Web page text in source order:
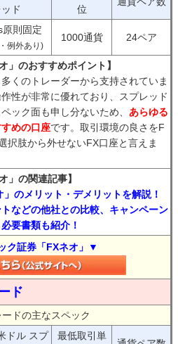
ッド 位
則固定
例外あり)
1000通貨 24ペア
」のおすすめポイント】
くのトレーダーから支持されていま
性が非常に優れており、スプレッド
ック面も申し分ないため、 あらゆる
めの口座です。取引環境の良さをF
択肢から外せないFX口座と言えま
」の関連記事】
のメリット・デメリットを解説！
などの他社との比較、キャンペーン
要書類も紹介！
ク証券「FXネオ」▼
ド
ドの主なスペック
ドル スプ
最低取引単